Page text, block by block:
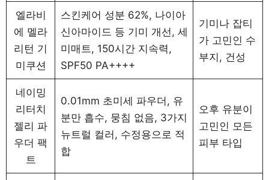
엘라비
에 멜라
리턴 기
미쿠션
스킨케어 성분 62%, 나이아
신아마이드 등 기미 개선, 세
미매트, 150시간 지속력,
SPF50 PA++++
기미나 잡티
가 고민인 수
부지, 건성
네이밍
리터치
젤리 파
우더 팩
트
0.01mm 초미세 파우더, 유
분만 흡수, 뭉침 없음, 3가지
뉴트럴 컬러, 수정용으로 적
합
오후 유분이
고민인 모든
피부 타입